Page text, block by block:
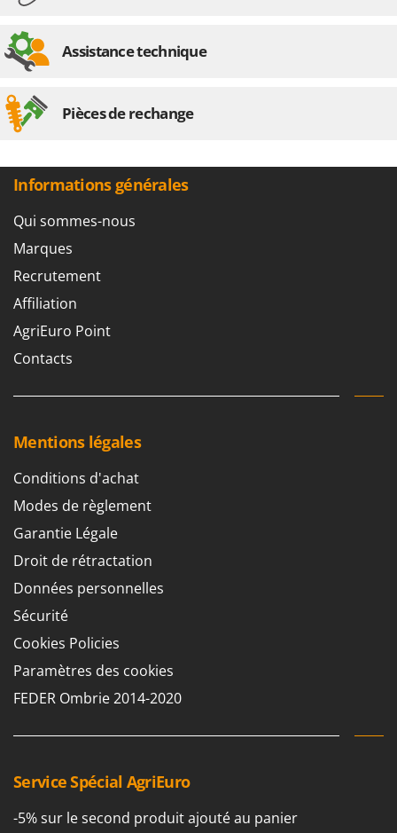
Assistance technique
Pièces de rechange
Informations générales
Qui sommes-nous
Marques
Recrutement
Affiliation
AgriEuro Point
Contacts
Mentions légales
Conditions d'achat
Modes de règlement
Garantie Légale
Droit de rétractation
Données personnelles
Sécurité
Cookies Policies
Paramètres des cookies
FEDER Ombrie 2014-2020
Service Spécial AgriEuro
-5% sur le second produit ajouté au panier